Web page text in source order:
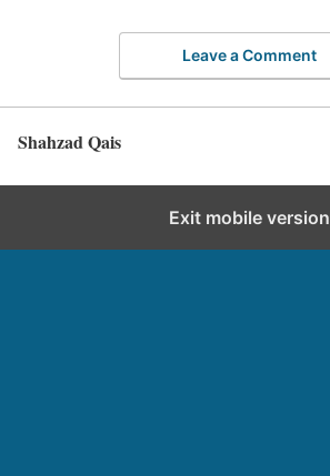
Leave a Comment
Shahzad Qais
Exit mobile version